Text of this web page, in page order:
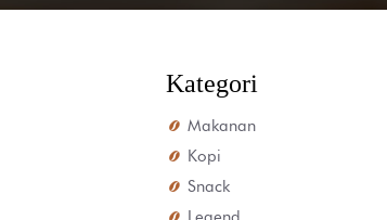
Kategori
Makanan
Kopi
Snack
Legend